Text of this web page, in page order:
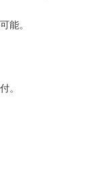
能。
。